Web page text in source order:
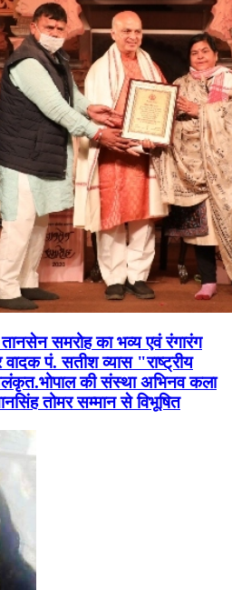
तानसेन समरोह का भव्य एवं रंगारंग
पं. सतीश व्यास "राष्ट्रीय
की संस्था अभिनव कला
तोमर सम्मान से विभूषित